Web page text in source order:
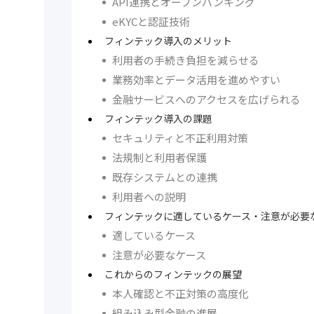
eKYCと認証技術
フィンテック導入のメリット
利用者の手続き負担を減らせる
業務効率とデータ活用を進めやすい
金融サービスへのアクセスを広げられる
フィンテック導入の課題
セキュリティと不正利用対策
法規制と利用者保護
既存システムとの連携
利用者への説明
フィンテックに適しているケース・注意が必要
適しているケース
注意が必要なケース
これからのフィンテックの展望
本人確認と不正対策の高度化